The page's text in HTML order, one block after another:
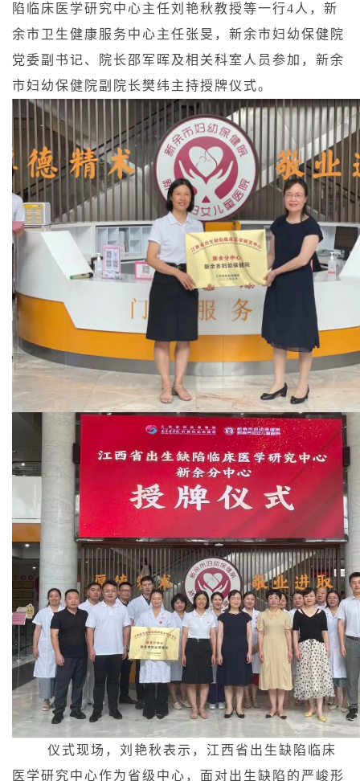
陷临床医学研究中心主任刘艳秋教授等一行4人，新
余市卫生健康服务中心主任张旻，新余市妇幼保健院
党委副书记、院长邵军晖及相关科室人员参加，新余
市妇幼保健院副院长樊纬主持授牌仪式。
仪式现场，刘艳秋表示，江西省出生缺陷临床
医学研究中心作为省级中心，面对出生缺陷的严峻形